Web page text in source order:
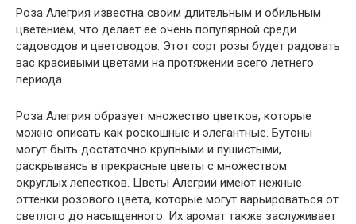
Роза Алегрия известна своим длительным и обильным
цветением, что делает ее очень популярной среди
садоводов и цветоводов. Этот сорт розы будет радовать
вас красивыми цветами на протяжении всего летнего
периода.
Роза Алегрия образует множество цветков, которые
можно описать как роскошные и элегантные. Бутоны
могут быть достаточно крупными и пушистыми,
раскрываясь в прекрасные цветы с множеством
округлых лепестков. Цветы Алегрии имеют нежные
оттенки розового цвета, которые могут варьироваться от
светлого до насыщенного. Их аромат также заслуживает